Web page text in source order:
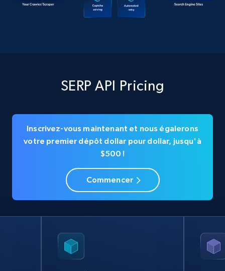
SERP API Pricing
Inscrivez-vous maintenant et nous égalerons
votre premier dépôt dollar pour dollar, jusqu'à
$500 !
Commencer